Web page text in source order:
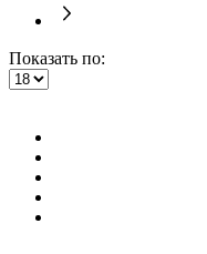
Показать по: